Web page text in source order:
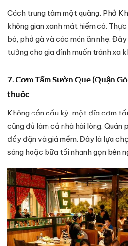
Cách trung tâm một quãng, Phở
không gian xanh mát hiếm có.
bò, phở gà và các món ăn nhẹ.
tưởng cho gia đình muốn tránh xa
7. Cơm Tấm Sườn Que (Quận
thuộc
Không cần cầu kỳ, một đĩa cơm
cũng đủ làm cả nhà hài lòng. Quán
đầy đặn và giá mềm. Đây là lựa
sáng hoặc bữa tối nhanh gọn bên